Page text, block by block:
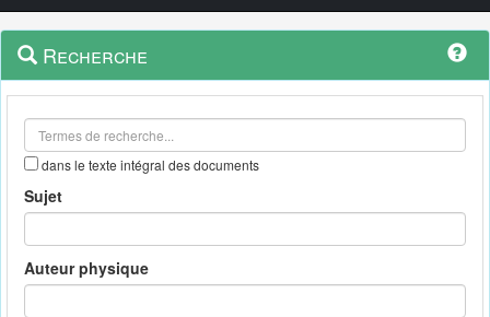
Navigation
outils
Menu
contextuel
Recherche
dans le texte intégral des documents
Sujet
Auteur physique